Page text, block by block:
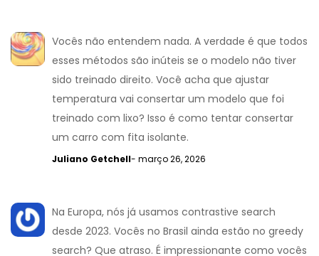
Vocês não entendem nada. A verdade é que todos
esses métodos são inúteis se o modelo não tiver
sido treinado direito. Você acha que ajustar
temperatura vai consertar um modelo que foi
treinado com lixo? Isso é como tentar consertar
um carro com fita isolante.
Juliano Getchell- março 26, 2026
Na Europa, nós já usamos contrastive search
desde 2023. Vocês no Brasil ainda estão no greedy
search? Que atraso. É impressionante como vocês